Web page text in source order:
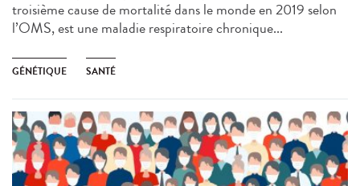
troisième cause de mortalité dans le monde en 2019 selon
l’OMS, est une maladie respiratoire chronique...
GÉNÉTIQUE SANTÉ